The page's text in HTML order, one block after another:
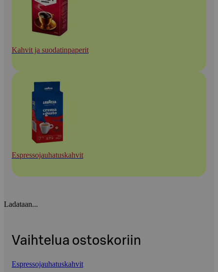
Kahvit ja suodatinpaperit
Espressojauhatuskahvit
Ladataan...
Vaihtelua ostoskoriin
Espressojauhatuskahvit